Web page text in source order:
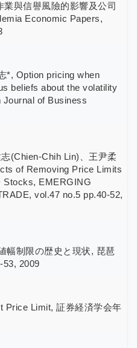
與信譽風險的影響及公司
Economic Papers,
*, Option pricing when
beliefs about the volatility
of Business
(Chien-Chih Lin)、王尹柔
of Removing Price Limits
Stocks, EMERGING
vol.47 no.5 pp.40-52,
幅制限の歴史と現状, 琵琶
53, 2009
Price Limit, 証券経済学会年